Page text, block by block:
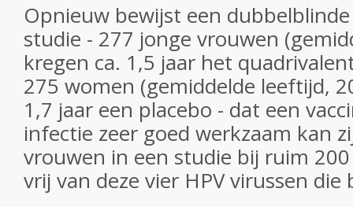
Opnieuw bewijst een
studie - 277 jonge vrouwen
kregen ca. 1,5 jaar het
275 women (gemiddelde leeftijd,
1,7 jaar een placebo - dat een
infectie zeer goed werkzaam kan
vrouwen in een studie bij ruim
vrij van deze vier HPV virussen die